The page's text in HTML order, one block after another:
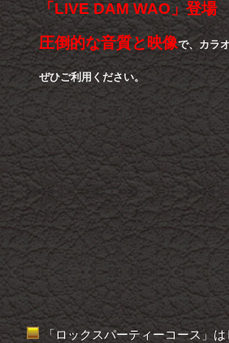
「LIVE DAM WAO」登場
圧倒的な音質と映像で、カラ
ぜひご利用ください。
「ロックスパーティーコース」